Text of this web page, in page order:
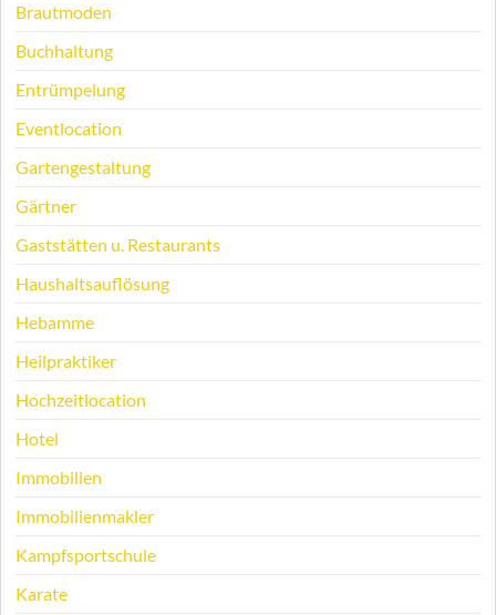
Brautmoden
Buchhaltung
Entrümpelung
Eventlocation
Gartengestaltung
Gärtner
Gaststätten u. Restaurants
Haushaltsauflösung
Hebamme
Heilpraktiker
Hochzeitlocation
Hotel
Immobilien
Immobilienmakler
Kampfsportschule
Karate